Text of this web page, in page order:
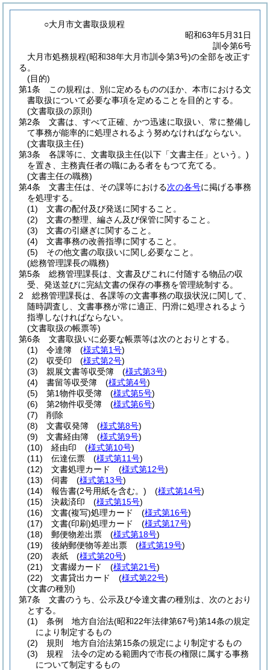
○大月市文書取扱規程
昭和63年5月31日
訓令第6号
大月市処務規程(昭和38年大月市訓令第3号)の全部を改正す
る。
(目的)
第1条
この規程は、別に定めるもののほか、本市における文
書取扱について必要な事項を定めることを目的とする。
(文書取扱の原則)
第2条
文書は、すべて正確、かつ迅速に取扱い、常に整備し
て事務が能率的に処理されるよう努めなければならない。
(文書取扱主任)
第3条
各課等に、文書取扱主任(以下「文書主任」という。)
を置き、主務責任者の職にある者をもつて充てる。
(文書主任の職務)
第4条
文書主任は、その課等における次の各号に掲げる事務
を処理する。
(1)
文書の配付及び発送に関すること。
(2)
文書の整理、編さん及び保管に関すること。
(3)
文書の引継ぎに関すること。
(4)
文書事務の改善指導に関すること。
(5)
その他文書の取扱いに関し必要なこと。
(総務管理課長の職務)
第5条
総務管理課長は、文書及びこれに付随する物品の収
受、発送並びに完結文書の保存の事務を管理統制する。
2
総務管理課長は、各課等の文書事務の取扱状況に関して、
随時調査し、文書事務が常に適正、円滑に処理されるよう
指導しなければならない。
(文書取扱の帳票等)
第6条
文書取扱いに必要な帳票等は次のとおりとする。
(1)
令達簿 (様式第1号)
(2)
収受印 (様式第2号)
(3)
親展文書等収受簿 (様式第3号)
(4)
書留等収受簿 (様式第4号)
(5)
第1物件収受簿 (様式第5号)
(6)
第2物件収受簿 (様式第6号)
(7)
削除
(8)
文書収発簿 (様式第8号)
(9)
文書経由簿 (様式第9号)
(10)
経由印 (様式第10号)
(11)
伝達伝票 (様式第11号)
(12)
文書処理カード (様式第12号)
(13)
伺書 (様式第13号)
(14)
報告書(2号用紙を含む。) (様式第14号)
(15)
決裁済印 (様式第15号)
(16)
文書(複写)処理カード (様式第16号)
(17)
文書(印刷)処理カード (様式第17号)
(18)
郵便物差出票 (様式第18号)
(19)
後納郵便物等差出票 (様式第19号)
(20)
表紙 (様式第20号)
(21)
文書綴カード (様式第21号)
(22)
文書貸出カード (様式第22号)
(文書の種別)
第7条
文書のうち、公示及び令達文書の種別は、次のとおり
とする。
(1)
条例 地方自治法(昭和22年法律第67号)第14条の規定
により制定するもの
(2)
規則 地方自治法第15条の規定により制定するもの
(3)
規程 法令の定める範囲内で市長の権限に属する事務
について制定するもの